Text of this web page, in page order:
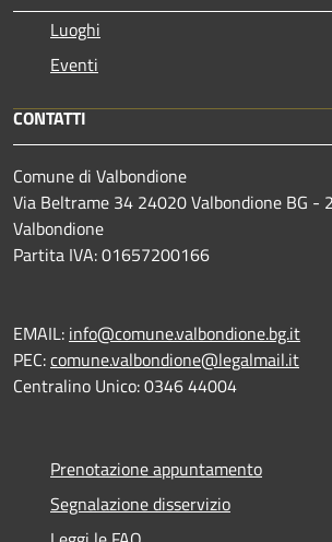
Luoghi
Eventi
CONTATTI
Comune di Valbondione
Via Beltrame 34 24020 Valbondione BG -
Valbondione
Partita IVA: 01657200166
EMAIL: info@comune.valbondione.bg.it
PEC:comune.valbondione@legalmail.it
Centralino Unico: 0346 44004
Prenotazione appuntamento
Segnalazione disservizio